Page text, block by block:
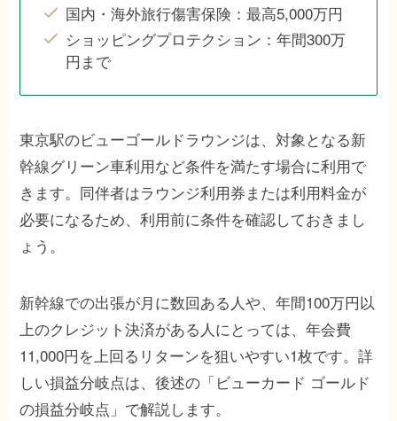
国内・海外旅行傷害保険：最高5,000万円
ショッピングプロテクション：年間300万
円まで
東京駅のビューゴールドラウンジは、対象となる新
幹線グリーン車利用など条件を満たす場合に利用で
きます。同伴者はラウンジ利用券または利用料金が
必要になるため、利用前に条件を確認しておきまし
ょう。
新幹線での出張が月に数回ある人や、年間100万円以
上のクレジット決済がある人にとっては、年会費
11,000円を上回るリターンを狙いやすい1枚です。詳
しい損益分岐点は、後述の「ビューカード ゴールド
の損益分岐点」で解説します。